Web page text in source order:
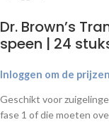
Dr. Brown’s
speen | 24
Inloggen om de
Geschikt voor
fase 1 of die moeten